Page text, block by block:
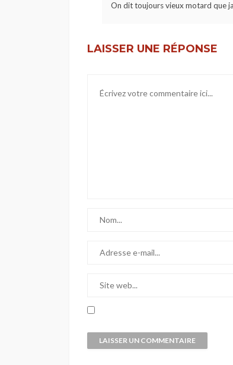
On dit toujours vieux motard que
LAISSER UNE RÉPONSE